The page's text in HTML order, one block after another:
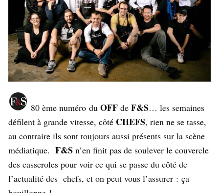
80 ème numéro du OFF de F&S… les semaines
défilent à grande vitesse, côté CHEFS, rien ne se tasse,
au contraire ils sont toujours aussi présents sur la scène
médiatique. F&S n’en finit pas de soulever le couvercle
des casseroles pour voir ce qui se passe du côté de
l’actualité des chefs, et on peut vous l’assurer : ça